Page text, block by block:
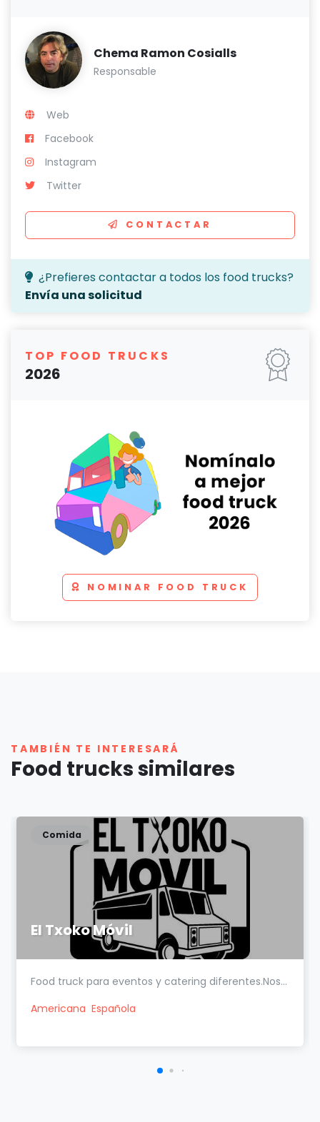
Chema Ramon Cosialls
Responsable
Web
Facebook
Instagram
Twitter
CONTACTAR
¿Prefieres contactar a todos los food trucks?
Envía una solicitud
TOP FOOD TRUCKS
2026
NOMINAR FOOD TRUCK
TAMBIÉN TE INTERESARÁ
Food trucks similares
El Txoko Móvil
Comida
Food truck para eventos y catering diferentes.Nos...
Americana Española